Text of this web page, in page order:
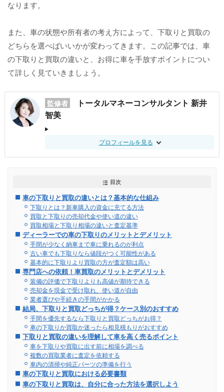
なります。
また、車の状態や所有者の考え方によって、下取りと買取の
どちらを選べばいいかが変わってきます。この記事では、車
の下取りと買取の違いと、お得に車を手放すポイントについ
て詳しく見ていきましょう。
監修者
トータルマネーコンサルタント 新井
智美
プロフィールを見る
目次
車の下取りと買取の違いとは？基本的な仕組み
下取りとは？新車購入の資金に充てる方法
買取と下取りの売却代金や使い道の違い
買取相場と下取り相場の違いと査定基準
ディーラーでの車の下取りのメリットとデメリット
手間が少なく納車まで車に乗れるのが利点
古い車でも下取りなら値段がつく可能性がある
基本的に下取りより買取の方が査定額は高い
専門店への依頼！車買取のメリットとデメリット
装備の評価で下取りよりも高値が期待できる
売却金を現金で受け取れ、使い道が自由
業者選びや手続きの手間がかかる
結局、下取りと買取どっちが得？ケース別のおすすめ
手間を優先するなら下取りと買取どっちがお得？
車の下取りか買取か迷ったら相見積もりがおすすめ
下取りと買取の違いを理解して車を高く売るポイント
車を下取りや買取に出す前に相場を調べる
複数の買取業者に査定を依頼する
車内の清掃や純正パーツの準備を行う
車の下取りと買取における必要書類
車の下取りと買取は、自分に合った方法を選択しよう